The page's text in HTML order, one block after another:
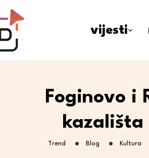
vijesti
Foginovo i
kazališta
Trend Blog Kultura